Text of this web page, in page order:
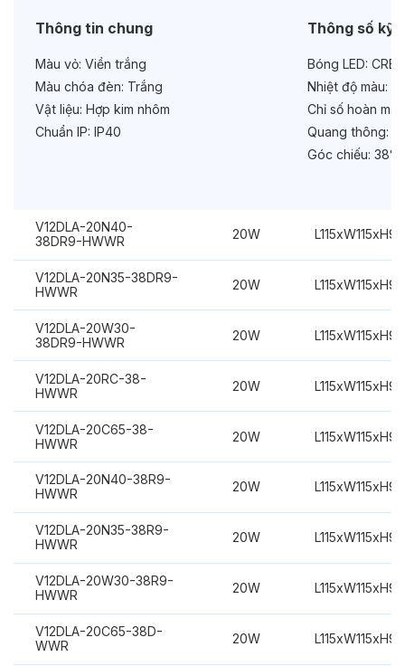
Chức năng:On/Off
Thông tin chung
Màu vỏ: Viền trắng
Màu chóa đèn: Trắng
Vật liệu: Hợp kim nhôm
Chuẩn IP: IP40
Thông số kỹ
Bóng LED:
Nhiệt độ màu:
Chỉ số hoàn
Quang thông:
Góc chiếu: 38°
V12DLA-20N40-
38DR9-HWWR
20W
V12DLA-20N35-38DR9-
HWWR
20W
V12DLA-20W30-
38DR9-HWWR
20W
V12DLA-20RC-38-
HWWR
20W
V12DLA-20C65-38-
HWWR
20W
V12DLA-20N40-38R9-
HWWR
20W
V12DLA-20N35-38R9-
HWWR
20W
V12DLA-20W30-38R9-
HWWR
20W
V12DLA-20C65-38D-
WWR
20W